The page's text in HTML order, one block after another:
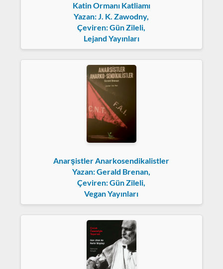
Katin Ormanı Katliamı
Yazan: J. K. Zawodny,
Çeviren: Gün Zileli,
Lejand Yayınları
Anarşistler Anarkosendikalistler
Yazan: Gerald Brenan,
Çeviren: Gün Zileli,
Vegan Yayınları